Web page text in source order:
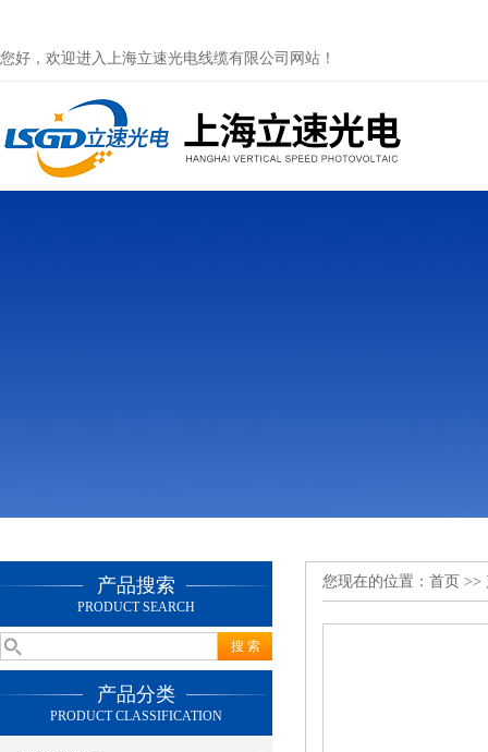
您好，欢迎进入上海立速光电线缆有限公司网站！
产品搜索
PRODUCT SEARCH
产品分类
PRODUCT CLASSIFICATION
您现在的位置： 首页 >>